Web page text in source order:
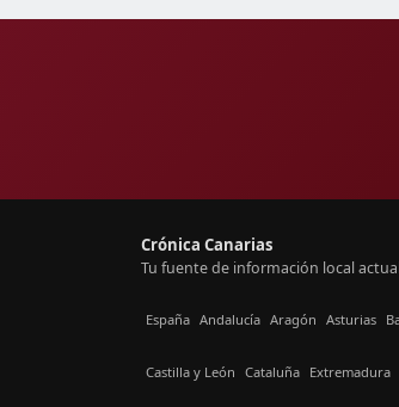
Crónica Canarias
Tu fuente de información local
España Andalucía Aragón Asturias
Castilla y León Cataluña Extremadura